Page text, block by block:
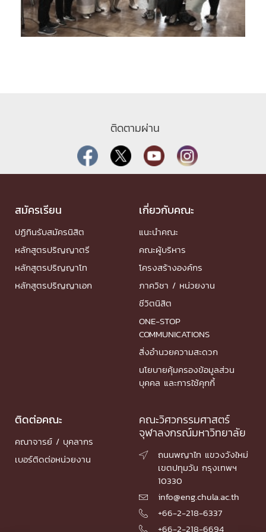
ติดตามผ่าน
สมัครเรียน
ปฏิทินรับสมัครนิสิต
หลักสูตรปริญญาตรี
หลักสูตรปริญญาโท
หลักสูตรปริญญาเอก
เกี่ยวกับคณะ
แนะนำคณะ
คณะผู้บริหาร
โครงสร้างองค์กร
ภาควิชา / หน่วยงาน
ชีวิตนิสิต
ONE-STOP
COMMUNICATIONS
สิ่งอำนวยความสะดวก
นโยบายคุ้มครองข้อมูลส่วน
บุคคล และการใช้คุกกี้
ติดต่อคณะ
คณาจารย์ / บุคลากร
เบอร์ติดต่อหน่วยงาน
คณะวิศวกรรมศาสตร์
จุฬาลงกรณ์มหาวิทยาลัย

ถนนพญาไท แขวงวังใหม่
เขตปทุมวัน กรุงเทพฯ
10330
 info@eng.chula.ac.th
 +66-2-218-6337
 +66-2-218-6694